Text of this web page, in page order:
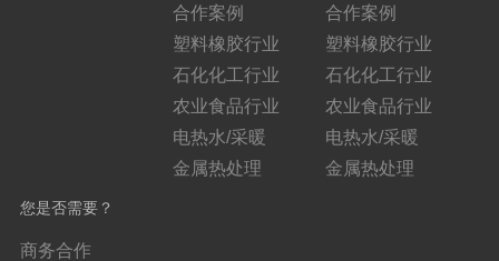
合作案例
塑料橡胶行业
石化化工行业
农业食品行业
电热水/采暖
金属热处理
合作案例
塑料橡胶行业
石化化工行业
农业食品行业
电热水/采暖
金属热处理
您是否需要？
商务合作